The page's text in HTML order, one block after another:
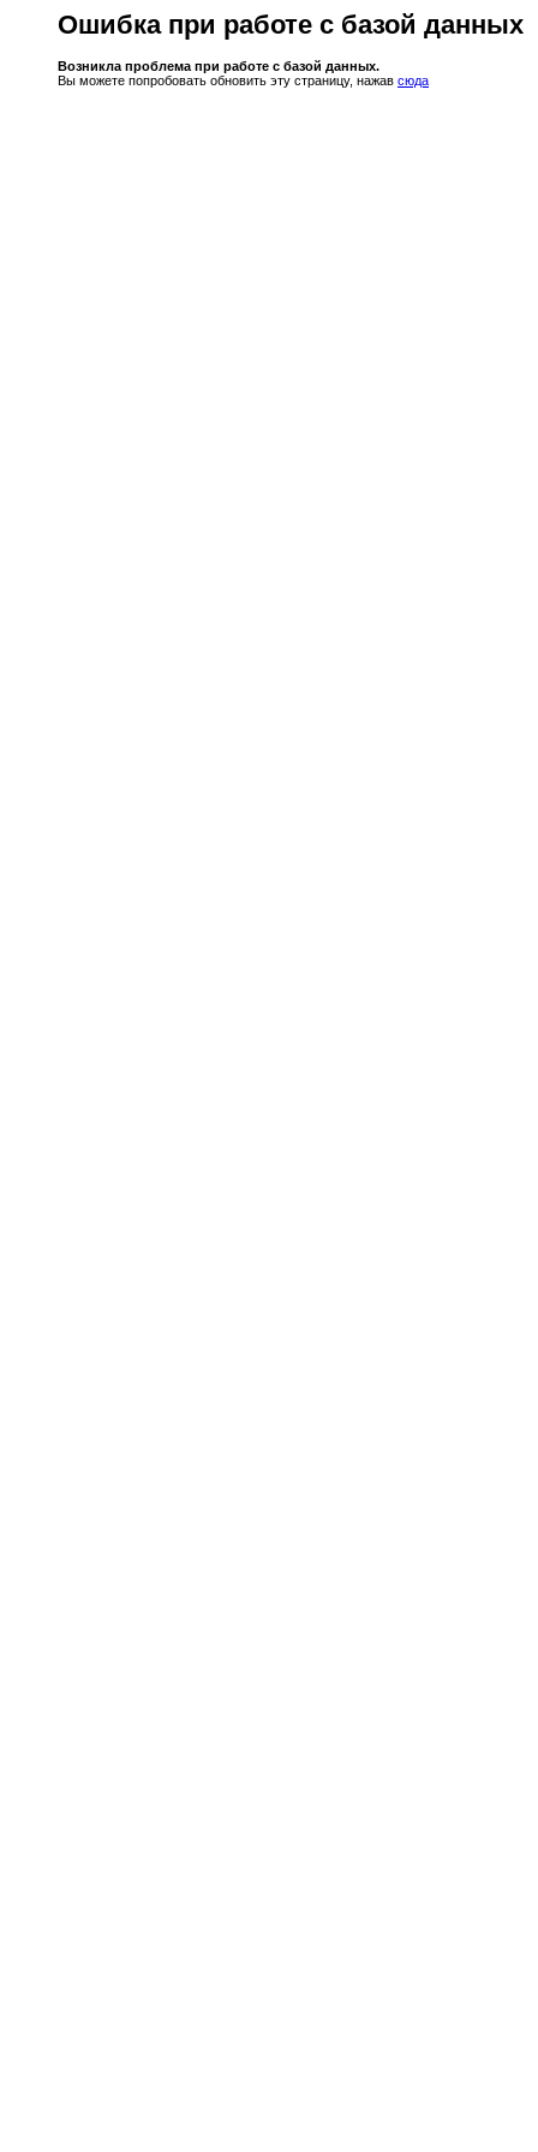
Ошибка при работе с базой данных
Возникла проблема при работе с базой данных.
Вы можете попробовать обновить эту страницу, нажав сюда